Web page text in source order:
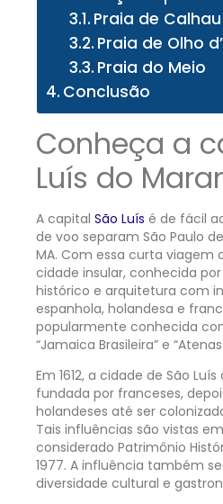
Praia de Calhau
Praia de Olho
Praia do Meio
Conclusão
Conheça a
Luís do
A capital São Luís é de fácil
de voo separam São Paulo
MA. Com essa curta viagem
cidade insular, conhecida
histórico e arquitetura com
espanhola, holandesa e
popularmente conhecida
“Jamaica Brasileira” e “Atenas
Em 1612, a cidade de São
fundada por franceses,
holandeses até ser
Tais influências são vistas
considerado Patrimônio
1977. A influência também
diversidade cultural e